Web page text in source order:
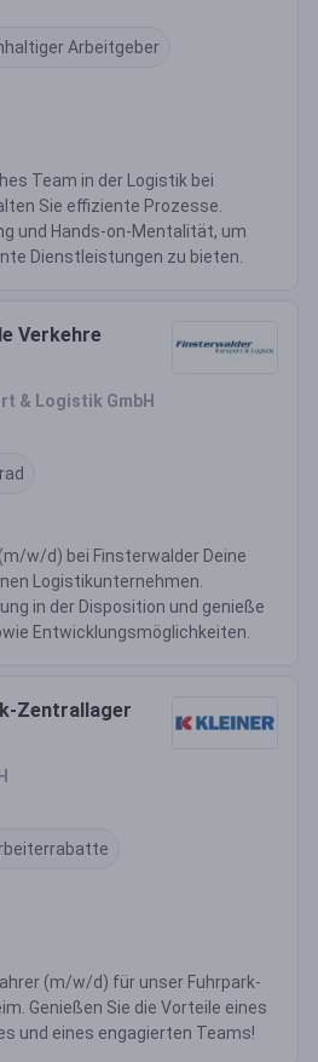
Arbeitgeber
Team in der Logistik bei
Sie effiziente Prozesse.
und Hands-on-Mentalität, um
Dienstleistungen zu bieten.
Verkehre
& Logistik GmbH
w/d) bei Finsterwalder Deine
Logistikunternehmen.
in der Disposition und genieße
Entwicklungsmöglichkeiten.
Zentrallager
(m/w/d) für unser Fuhrpark-
Genießen Sie die Vorteile eines
und eines engagierten Teams!